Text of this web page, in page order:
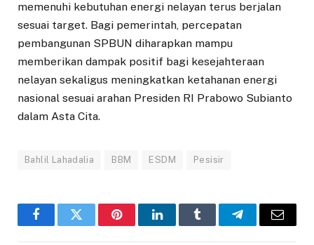
memenuhi kebutuhan energi nelayan terus berjalan
sesuai target. Bagi pemerintah, percepatan
pembangunan SPBUN diharapkan mampu
memberikan dampak positif bagi kesejahteraan
nelayan sekaligus meningkatkan ketahanan energi
nasional sesuai arahan Presiden RI Prabowo Subianto
dalam Asta Cita.
Bahlil Lahadalia BBM ESDM Pesisir
FacebookTwitter PinterestLinkedInTumblr TelegramEmail